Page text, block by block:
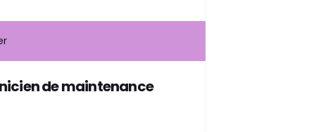
de maintenance